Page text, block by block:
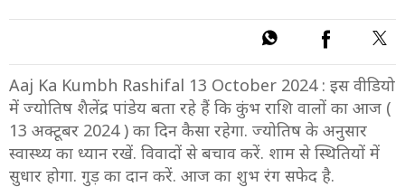
Aaj Ka Kumbh Rashifal 13 October 2024 : इस वीडियो
में ज्योतिष शैलेंद्र पांडेय बता रहे हैं कि कुंभ राशि वालों का आज (
13 अक्टूबर 2024 ) का दिन कैसा रहेगा. ज्योतिष के अनुसार
स्वास्थ्य का ध्यान रखें. विवादों से बचाव करें. शाम से स्थितियों में
सुधार होगा. गुड़ का दान करें. आज का शुभ रंग सफेद है.